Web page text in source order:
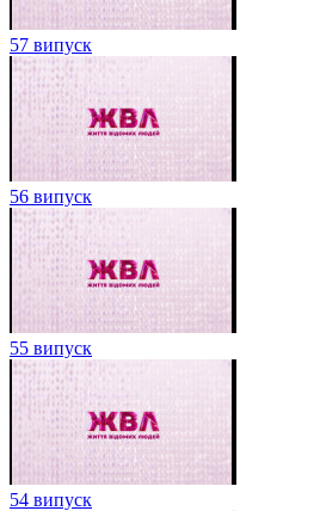
57 випуск
56 випуск
55 випуск
54 випуск